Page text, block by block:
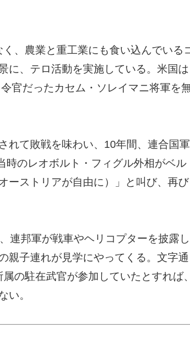
、農業と重工業にも食い込んでいる
に、テロ活動を実施している。米国は
官だったカセム・ソレイマニ将軍を
れて敗戦を味わい、10年間、連合国軍
時のレオボルト・フィグル外相がベル
ーストリアが自由に）」と叫び、再び
連邦軍が戦車やヘリコプターを披露し
親子連れが見学にやってくる。文字通
の駐在武官が参加していたとすれば、
い。